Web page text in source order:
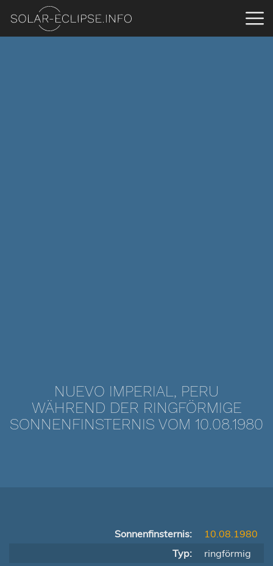
NUEVO IMPERIAL, PERU
WÄHREND DER RINGFÖRMIGE
SONNENFINSTERNIS VOM 10.08.1980
Sonnenfinsternis:
10.08.1980
Typ:
ringförmig